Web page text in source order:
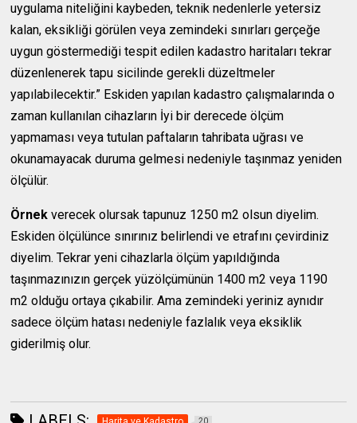
uygulama niteliğini kaybeden, teknik nedenlerle yetersiz
kalan, eksikliği görülen veya zemindeki sınırları gerçeğe
uygun göstermediği tespit edilen kadastro haritaları tekrar
düzenlenerek tapu sicilinde gerekli düzeltmeler
yapılabilecektir.” Eskiden yapılan kadastro çalışmalarında o
zaman kullanılan cihazların İyi bir derecede ölçüm
yapmaması veya tutulan paftaların tahribata uğrası ve
okunamayacak duruma gelmesi nedeniyle taşınmaz yeniden
ölçülür.
Örnek verecek olursak tapunuz 1250 m2 olsun diyelim.
Eskiden ölçülünce sınırınız belirlendi ve etrafını çevirdiniz
diyelim. Tekrar yeni cihazlarla ölçüm yapıldığında
taşınmazınızın gerçek yüzölçümünün 1400 m2 veya 1190
m2 olduğu ortaya çıkabilir. Ama zemindeki yeriniz aynıdır
sadece ölçüm hatası nedeniyle fazlalık veya eksiklik
giderilmiş olur.